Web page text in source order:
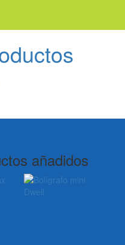
añadidos